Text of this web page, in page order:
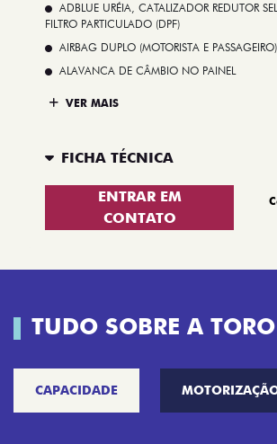
ADBLUE URÉIA, CATALIZADOR REDUTOR
FILTRO PARTICULADO (DPF)
AIRBAG DUPLO (MOTORISTA E PASSAGEIRO)
ALAVANCA DE CÂMBIO NO PAINEL
VER MAIS
FICHA TÉCNICA
ENTRAR EM
CONTATO
TUDO SOBRE A TORO
CAPACIDADE